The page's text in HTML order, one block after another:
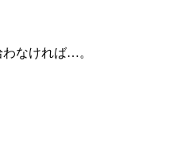
なければ…。